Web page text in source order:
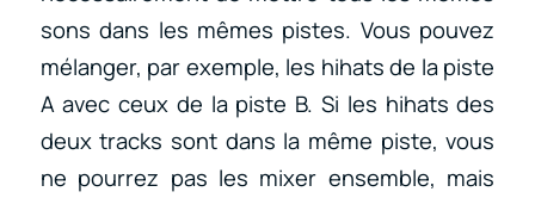
sons dans les mêmes pistes. Vous pouvez
mélanger, par exemple, les hihats de la piste
A avec ceux de la piste B. Si les hihats des
deux tracks sont dans la même piste, vous
ne pourrez pas les mixer ensemble, mais